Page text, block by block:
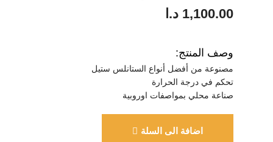
1,100.00 د.ا
وصف المنتج:
مصنوعة من أفضل أنواع الستانلس ستيل
تحكم في درجة الحرارة
صناعة محلي بمواصفات اوروبية
اضافة الى السلة